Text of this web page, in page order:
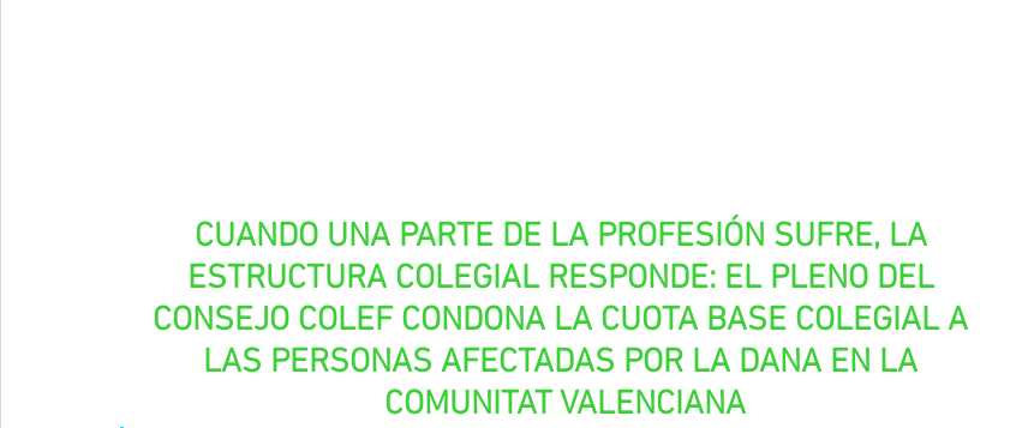
CUANDO UNA PARTE DE LA PROFESIÓN SUFRE, LA
ESTRUCTURA COLEGIAL RESPONDE: EL PLENO DEL
CONSEJO COLEF CONDONA LA CUOTA BASE COLEGIAL A
LAS PERSONAS AFECTADAS POR LA DANA EN LA
COMUNITAT VALENCIANA